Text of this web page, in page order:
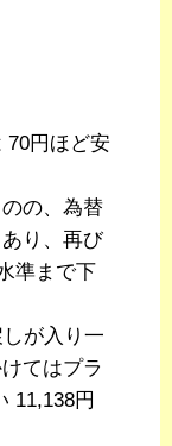
70円ほど安
の、為替
り、再び
準まで下
が入り一
てはプラ
11,138円